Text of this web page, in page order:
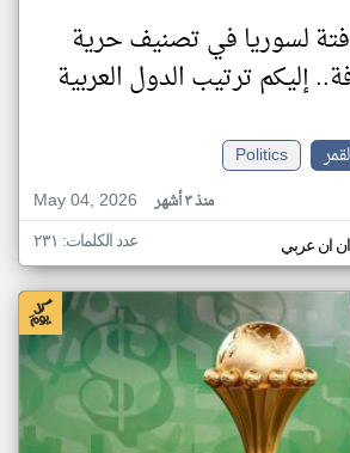
لسوريا في تصنيف حرية
إليكم ترتيب الدول العربية
Politics
May 04, 2026
منذ ٣ أشهر
ان عربي عدد الكلمات: ٢٣١